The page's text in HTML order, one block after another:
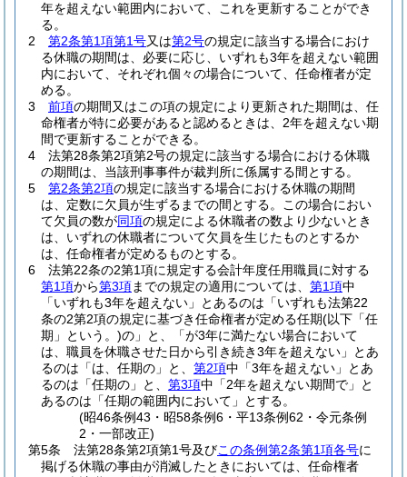
年を超えない範囲内において、これを更新することができ
る。
2
第2条第1項第1号又は第2号の規定に該当する場合におけ
る休職の期間は、必要に応じ、いずれも3年を超えない範囲
内において、それぞれ個々の場合について、任命権者が定
める。
3
前項の期間又はこの項の規定により更新された期間は、任
命権者が特に必要があると認めるときは、2年を超えない期
間で更新することができる。
4
法第28条第2項第2号の規定に該当する場合における休職
の期間は、当該刑事事件が裁判所に係属する間とする。
5
第2条第2項の規定に該当する場合における休職の期間
は、定数に欠員が生ずるまでの間とする。
この場合におい
て欠員の数が同項の規定による休職者の数より少ないとき
は、いずれの休職者について欠員を生じたものとするか
は、任命権者が定めるものとする。
6
法第22条の2第1項に規定する会計年度任用職員に対する
第1項から第3項までの規定の適用については、 第1項中
「いずれも3年を超えない」とあるのは「いずれも法第22
条の2第2項の規定に基づき任命権者が定める任期(以下「任
期」という。)の」と、「が3年に満たない場合において
は、職員を休職させた日から引き続き3年を超えない」とあ
るのは「は、任期の」と、 第2項中「3年を超えない」とあ
るのは「任期の」と、 第3項中「2年を超えない期間で」と
あるのは「任期の範囲内において」とする。
(昭46条例43・昭58条例6・平13条例62・令元条例
2・一部改正)
第5条
法第28条第2項第1号及びこの条例第2条第1項各号に
掲げる休職の事由が消滅したときにおいては、任命権者